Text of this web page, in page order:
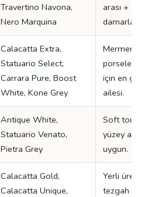
Travertino Navona,
Nero Marquina
arası +
damarla
Calacatta Extra,
Statuario Select,
Carrara Pure, Boost
White, Kone Grey
Mermer
porselen
için en
ailesi.
Antique White,
Statuario Venato,
Pietra Grey
Soft
yüzey
uygun.
Calacatta Gold,
Calacatta Unique,
Yerli
tezgah